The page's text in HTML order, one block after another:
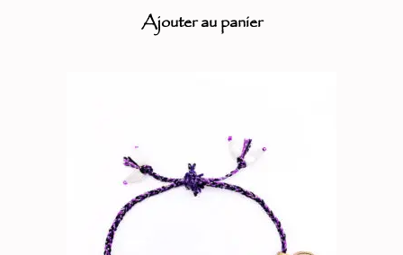
Ajouter au panier